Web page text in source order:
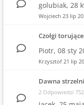
golubiak, 28
Wojciech 23 lip
Czołgi
Piotr, 08 sty
Krzysztof 21 lip
Dawna
2 Odpowiedzi